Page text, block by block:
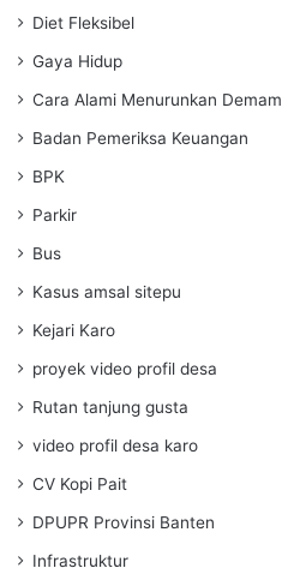
Diet Fleksibel
Gaya Hidup
Cara Alami Menurunkan Demam
Badan Pemeriksa Keuangan
BPK
Parkir
Bus
Kasus amsal sitepu
Kejari Karo
proyek video profil desa
Rutan tanjung gusta
video profil desa karo
CV Kopi Pait
DPUPR Provinsi Banten
Infrastruktur